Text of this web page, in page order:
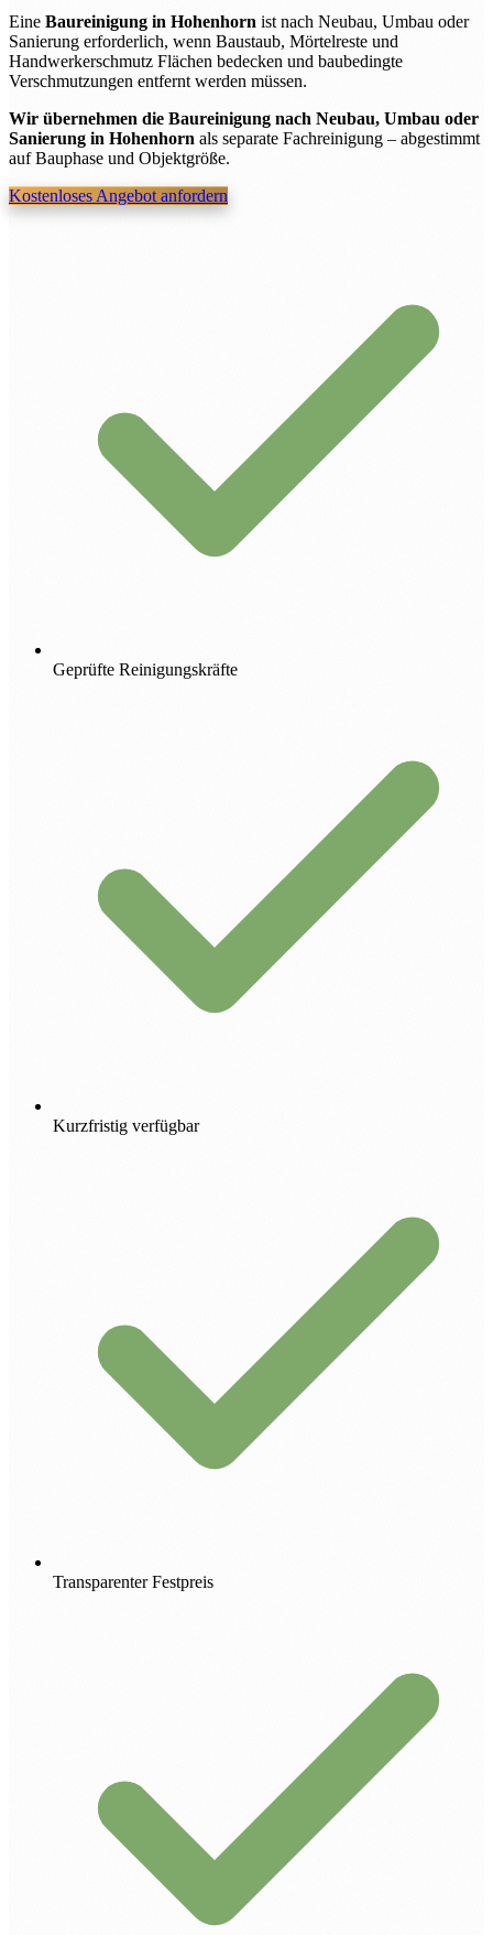
Eine Baureinigung in Hohenhorn ist nach Neubau, Umbau oder
Sanierung erforderlich, wenn Baustaub, Mörtelreste und
Handwerkerschmutz Flächen bedecken und baubedingte
Verschmutzungen entfernt werden müssen.
Wir übernehmen die Baureinigung nach Neubau, Umbau oder
Sanierung in Hohenhorn als separate Fachreinigung – abgestimmt
auf Bauphase und Objektgröße.
Kostenloses Angebot anfordern
Geprüfte Reinigungskräfte
Kurzfristig verfügbar
Transparenter Festpreis